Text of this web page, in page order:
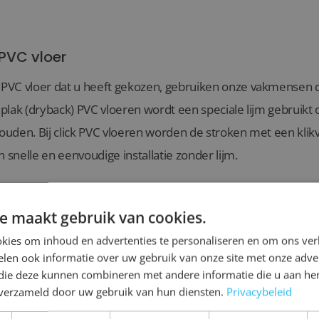
vloer
vloer dat u heeft gekozen, gebruiken onze vakmensen
(dryback) PVC vloeren wordt een speciale lijm
Bij click PVC vloeren worden de stroken met een
snelle en eenvoudige installatie zonder lijm.
dat alle details, zoals overgangen tussen
worden afgewerkt met bijvoorbeeld profielen.
gemaakt worden. Om de vloer netjes af te werken
dit kunnen wij volledig voor u uit handen nemen!
maakt gebruik van cookies.
om inhoud en advertenties te personaliseren en om ons
ook informatie over uw gebruik van onze site met onze
deze kunnen combineren met andere informatie die u aan
door uw gebruik van hun diensten. Privacybeleid